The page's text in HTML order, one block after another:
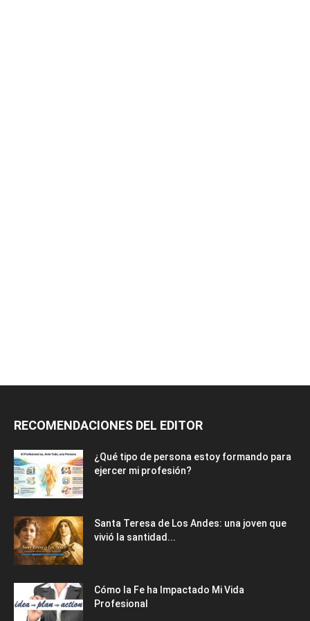
RECOMENDACIONES DEL EDITOR
¿Qué tipo de persona estoy formando para
ejercer mi profesión?
Santa Teresa de Los Andes: una joven que
vivió la santidad...
Cómo la Fe ha Impactado Mi Vida
Profesional